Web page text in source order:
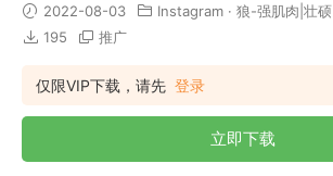
2022-08-03 Instagram · 狼-强肌肉|壮硕
195
推广
仅限VIP下载，请先 登录
立即下载